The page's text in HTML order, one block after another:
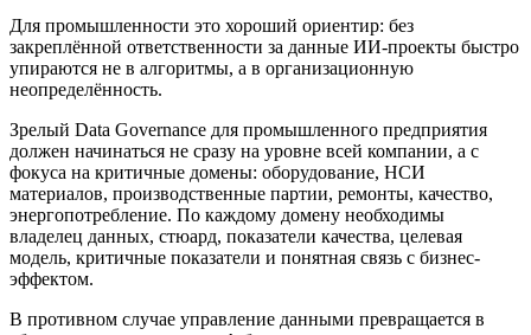
Для промышленности это хороший ориентир: без
закреплённой ответственности за данные ИИ-проекты быстро
упираются не в алгоритмы, а в организационную
неопределённость.
Зрелый Data Governance для промышленного предприятия
должен начинаться не сразу на уровне всей компании, а с
фокуса на критичные домены: оборудование, НСИ
материалов, производственные партии, ремонты, качество,
энергопотребление. По каждому домену необходимы
владелец данных, стюард, показатели качества, целевая
модель, критичные показатели и понятная связь с бизнес-
эффектом.
В противном случае управление данными превращается в